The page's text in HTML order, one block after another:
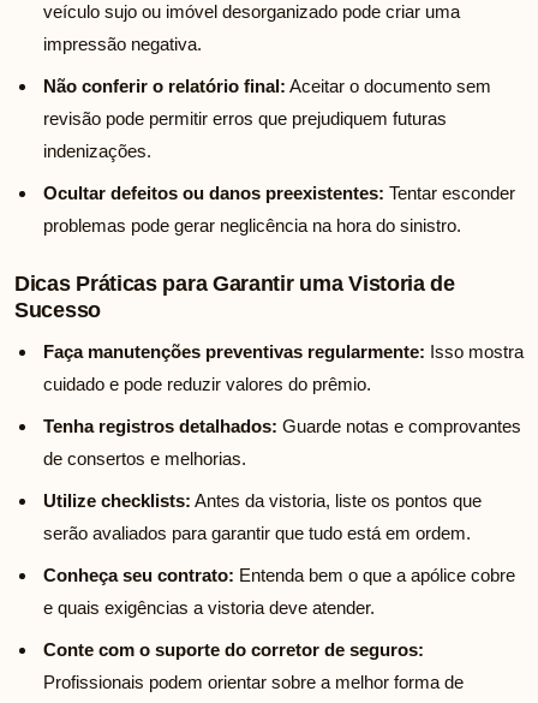
veículo sujo ou imóvel desorganizado pode criar uma
impressão negativa.
Não conferir o relatório final: Aceitar o documento sem
revisão pode permitir erros que prejudiquem futuras
indenizações.
Ocultar defeitos ou danos preexistentes: Tentar esconder
problemas pode gerar neglicência na hora do sinistro.
Dicas Práticas para Garantir uma Vistoria de
Sucesso
Faça manutenções preventivas regularmente: Isso mostra
cuidado e pode reduzir valores do prêmio.
Tenha registros detalhados: Guarde notas e comprovantes
de consertos e melhorias.
Utilize checklists: Antes da vistoria, liste os pontos que
serão avaliados para garantir que tudo está em ordem.
Conheça seu contrato: Entenda bem o que a apólice cobre
e quais exigências a vistoria deve atender.
Conte com o suporte do corretor de seguros:
Profissionais podem orientar sobre a melhor forma de